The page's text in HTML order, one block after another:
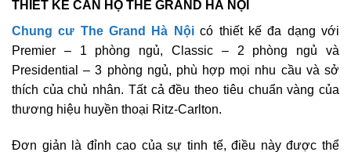
THIẾT KẾ CĂN HỘ THE GRAND HÀ NỘI
Chung cư The Grand Hà Nộicó thiết kế đa dạng với
Premier – 1 phòng ngủ, Classic – 2 phòng ngủ và
Presidential – 3 phòng ngủ, phù hợp mọi nhu cầu và sở
thích của chủ nhân. Tất cả đều theo tiêu chuẩn vàng của
thương hiệu huyền thoại Ritz-Carlton.
Đơn giản là đỉnh cao của sự tinh tế, điều này được thể